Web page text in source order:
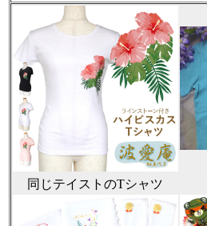
同じテイストのTシャツ